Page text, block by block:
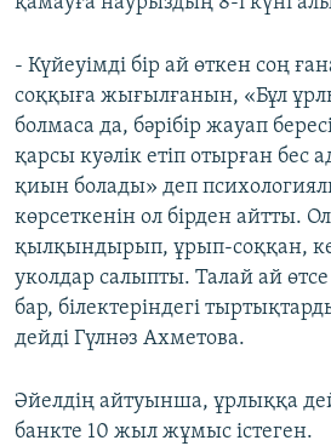
- Күйеуімді бір ай өткен соң
соққыға жығылғанын, «Бұл
болмаса да, бәрібір жауап
қарсы куәлік етіп отырған бес
қиын болады» деп
көрсеткенін ол бірден айтты.
қылқындырып, ұрып-соққан,
уколдар салыпты. Талай ай өтсе
бар, білектеріндегі
дейді Гүлнәз Ахметова.
Әйелдің айтуынша, ұрлыққа
банкте 10 жыл жұмыс істеген.